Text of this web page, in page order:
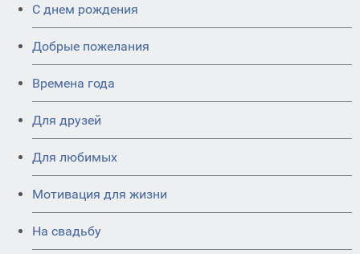
C днем рождения
Добрые пожелания
Времена года
Для друзей
Для любимых
Мотивация для жизни
На свадьбу